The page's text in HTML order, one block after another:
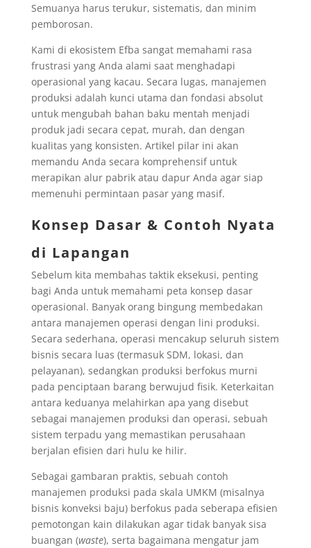
Semuanya harus terukur, sistematis, dan minim
pemborosan.
Kami di ekosistem Efba sangat memahami rasa
frustrasi yang Anda alami saat menghadapi
operasional yang kacau. Secara lugas, manajemen
produksi adalah kunci utama dan fondasi absolut
untuk mengubah bahan baku mentah menjadi
produk jadi secara cepat, murah, dan dengan
kualitas yang konsisten. Artikel pilar ini akan
memandu Anda secara komprehensif untuk
merapikan alur pabrik atau dapur Anda agar siap
memenuhi permintaan pasar yang masif.
Konsep Dasar & Contoh Nyata
di Lapangan
Sebelum kita membahas taktik eksekusi, penting
bagi Anda untuk memahami peta konsep dasar
operasional. Banyak orang bingung membedakan
antara manajemen operasi dengan lini produksi.
Secara sederhana, operasi mencakup seluruh sistem
bisnis secara luas (termasuk SDM, lokasi, dan
pelayanan), sedangkan produksi berfokus murni
pada penciptaan barang berwujud fisik. Keterkaitan
antara keduanya melahirkan apa yang disebut
sebagai manajemen produksi dan operasi, sebuah
sistem terpadu yang memastikan perusahaan
berjalan efisien dari hulu ke hilir.
Sebagai gambaran praktis, sebuah contoh
manajemen produksi pada skala UMKM (misalnya
bisnis konveksi baju) berfokus pada seberapa efisien
pemotongan kain dilakukan agar tidak banyak sisa
buangan (waste), serta bagaimana mengatur jam